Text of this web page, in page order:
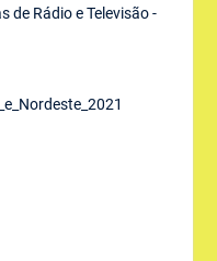
de Rádio e Televisão -